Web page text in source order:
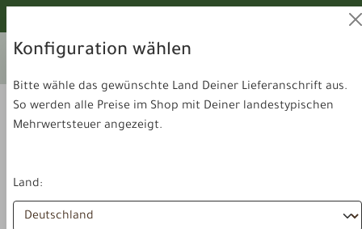
Ihr aktuelles Lieferland:
Konfiguration wählen
Bitte wähle das gewünschte Land Deiner Lieferanschrift aus.
So werden alle Preise im Shop mit Deiner landestypischen
Mehrwertsteuer angezeigt.
Land: